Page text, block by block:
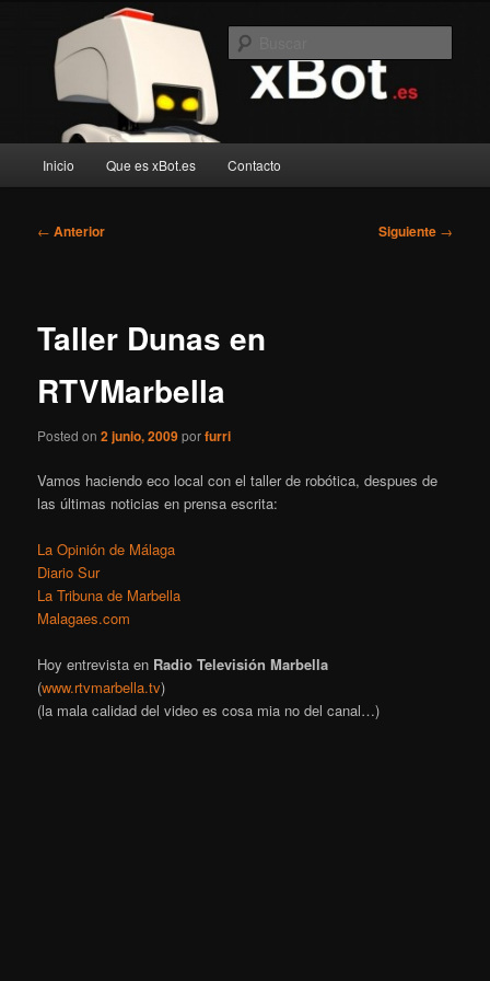
contenido
xBot.es
Blog de robotica recreativa
principal
Inicio Que es xBot.es Contacto
Navegación
← Anterior Siguiente →
Taller Dunas en
RTVMarbella
Posted on2 junio, 2009porfurri
Vamos haciendo eco local con el taller de robótica, despues de
las últimas noticias en prensa escrita:
La Opinión de Málaga
Diario Sur
La Tribuna de Marbella
Malagaes.com
Hoy entrevista en Radio Televisión Marbella
(www.rtvmarbella.tv)
(la mala calidad del video es cosa mia no del canal…)